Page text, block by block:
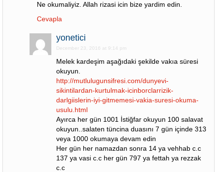
Ne okumaliyiz. Allah rizasi icin bize yardim edin.
Cevapla
yonetici
December 23, 2016 at 9:14 pm
Melek kardeşim aşağıdaki şekilde vakıa süresi
okuyun.
http://mutlulugunsifresi.com/dunyevi-
sikintilardan-kurtulmak-icinborclarrizik-
darlgiislerin-iyi-gitmemesi-vakia-suresi-okuma-
usulu.html
Ayırca her gün 1001 İstiğfar okuyun 100 salavat
okuyun..salaten tüncina duasını 7 gün içinde 313
veya 1000 okumaya devam edin
Her gün her namazdan sonra 14 ya vehhab c.c
137 ya vasi c.c her gün 797 ya fettah ya rezzak
c.c